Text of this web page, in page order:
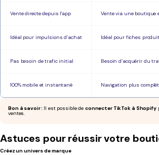
Vente directe depuis l'app Vente via une boutique
Idéal pour impulsions d’achat Idéal pour fiches
Pas besoin de trafic initial Besoin d’acquérir du
100% mobile et instantané Navigation plus
Bon à savoir : Il est possible de connecter TikTok à Shopify
ventes.
Astuces pour réussir votre
Créez un univers de marque